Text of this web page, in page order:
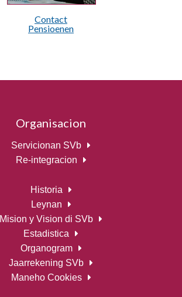
Contact
Pensioenen
Organisacion
Servicionan SVb
Re-integracion
Historia
Leynan
Mision y Vision di SVb
Estadistica
Organogram
Jaarrekening SVb
Maneho Cookies